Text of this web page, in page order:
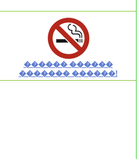
������ ������
������� ������!